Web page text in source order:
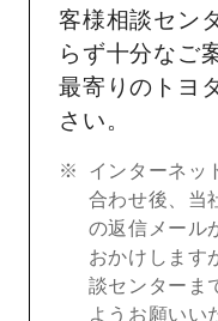
客様相談セン
らず十分なご
最寄りのトヨ
さい。
インターネッ
合わせ後、当
の返信メール
おかけします
談センターま
ようお願いい